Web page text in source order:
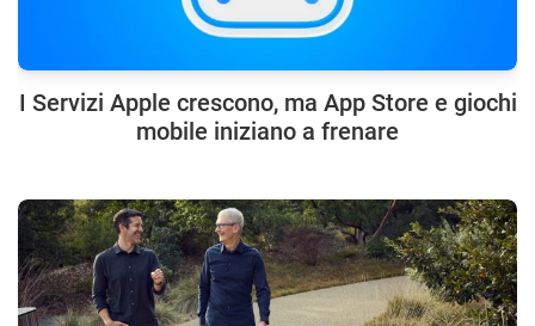
I Servizi Apple crescono, ma App Store e giochi
mobile iniziano a frenare